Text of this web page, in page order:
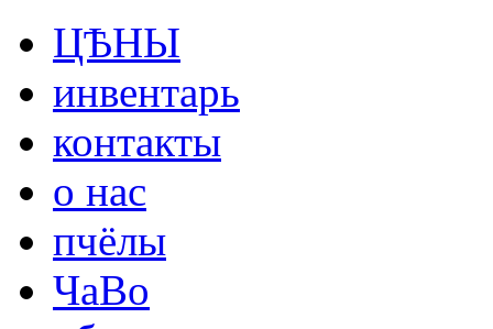
ЦѢНЫ
инвентарь
контакты
о нас
пчёлы
ЧаВо